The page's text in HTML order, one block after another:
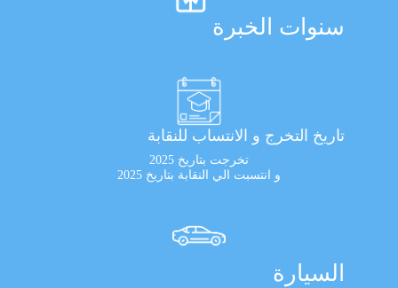
سنوات الخبرة
تاريخ التخرج و الانتساب للنقابة
تخرجت بتاريخ 2025
و انتسبت الي النقابة بتاريخ 2025
السيارة